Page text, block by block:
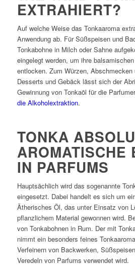
EXTRAHIERT?
Auf welche Weise das Tonkaaroma
Anwendung ab. Für Süßspeisen und
Tonkabohne in Milch oder Sahne
eingelegt werden, um ihre
entlocken. Zum Würzen, Abschmecken
Desserts und Gebäck lässt sich der
Gewinnung von Tonkaöl für die
die Alkoholextraktion.
TONKA
AROMATISCHE
IN PARFUMS
Hauptsächlich wird das sogenannte
eingesetzt. Dabei handelt es sich um
Ätherisches Öl, das unter Einsatz von
pflanzlichem Material gewonnen wird.
von Tonkabohnen in Rum. Der mit
nimmt ein besonders feines
Verfeinern von Backwerken,
Veredeln von Parfums verwendet wird.